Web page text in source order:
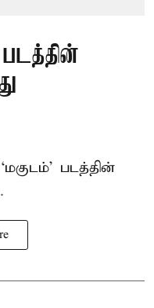
படத்தின்